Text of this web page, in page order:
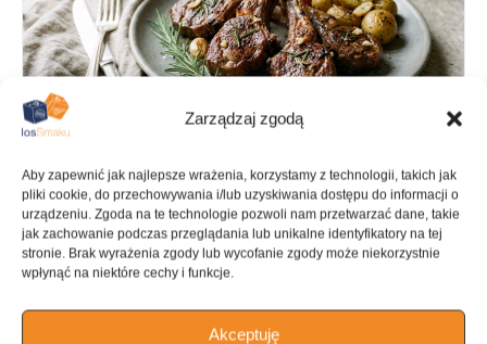
Zarządzaj zgodą
Aby zapewnić jak najlepsze wrażenia, korzystamy z technologii, takich jak
pliki cookie, do przechowywania i/lub uzyskiwania dostępu do informacji o
urządzeniu. Zgoda na te technologie pozwoli nam przetwarzać dane, takie
jak zachowanie podczas przeglądania lub unikalne identyfikatory na tej
stronie. Brak wyrażenia zgody lub wycofanie zgody może niekorzystnie
wpłynąć na niektóre cechy i funkcje.
Akceptuję
PRZYGOTOWANIE
25 min 2 h